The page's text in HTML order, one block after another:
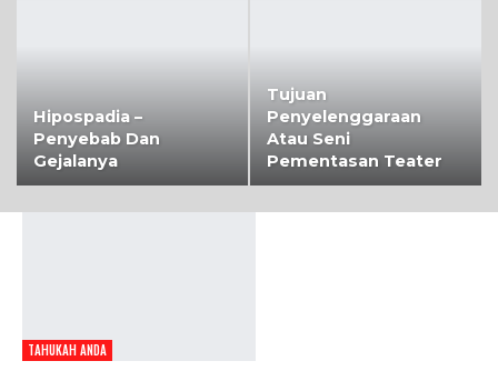
Hipospadia –
Penyebab Dan
Gejalanya
Tujuan
Penyelenggaraan
Atau Seni
Pementasan Teater
TAHUKAH ANDA